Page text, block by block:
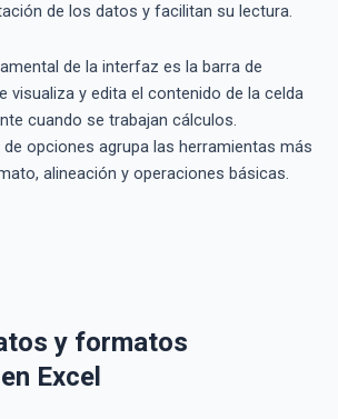
de los datos y facilitan su lectura.
de la interfaz es la barra de
visualiza y edita el contenido de la celda
cuando se trabajan cálculos.
opciones agrupa las herramientas más
alineación y operaciones básicas.
y formatos
Excel